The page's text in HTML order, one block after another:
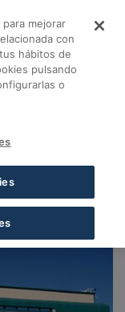
-
mejorar
con
hábitos de
pulsando
o